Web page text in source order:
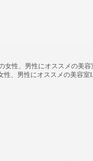
女性、男性にオススメの
性、男性にオススメの美容